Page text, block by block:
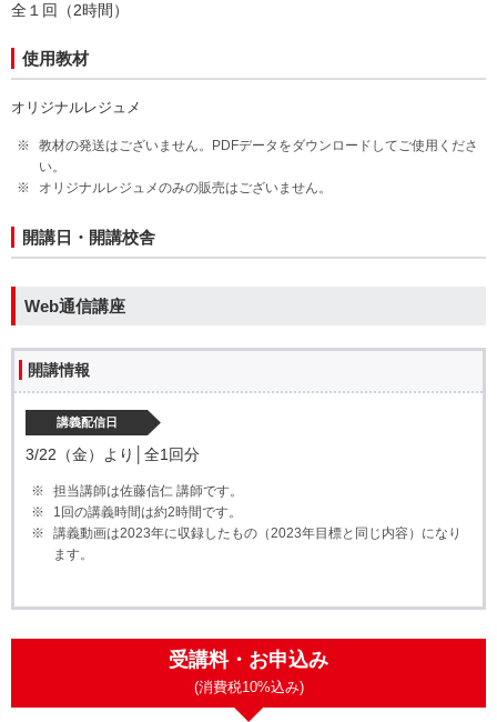
全１回（2時間）
使用教材
オリジナルレジュメ
教材の発送はございません。PDFデータをダウンロードしてご使用くださ
い。
オリジナルレジュメのみの販売はございません。
開講日・開講校舎
Web通信講座
開講情報
講義配信日
3/22（金）より│全1回分
担当講師は佐藤信仁 講師です。
1回の講義時間は約2時間です。
講義動画は2023年に収録したもの（2023年目標と同じ内容）になり
ます。
受講料・お申込み
(消費税10%込み)